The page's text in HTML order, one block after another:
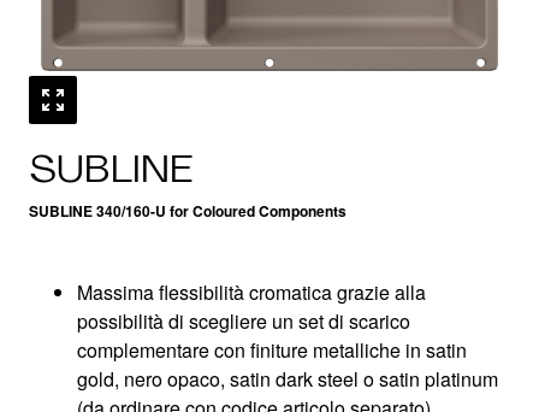
SUBLINE
SUBLINE 340/160-U for Coloured Components
1 /0
Massima flessibilità cromatica grazie alla
possibilità di scegliere un set di scarico
complementare con finiture metalliche in satin
gold, nero opaco, satin dark steel o satin platinum